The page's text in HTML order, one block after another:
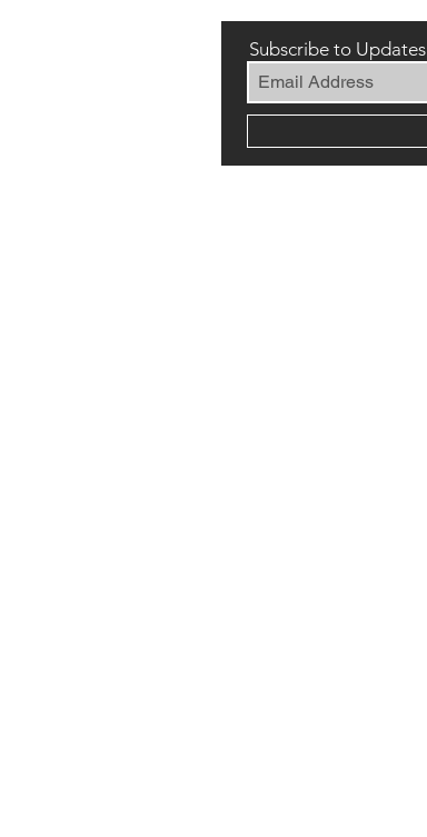
Subscribe to Updates